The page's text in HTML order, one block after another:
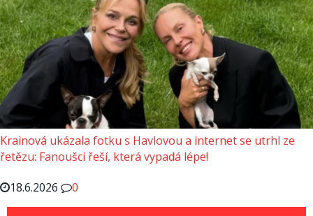
Krainová ukázala fotku s Havlovou a internet se utrhl ze
řetězu: Fanoušci řeší, která vypadá lépe!
18.6.2026
0